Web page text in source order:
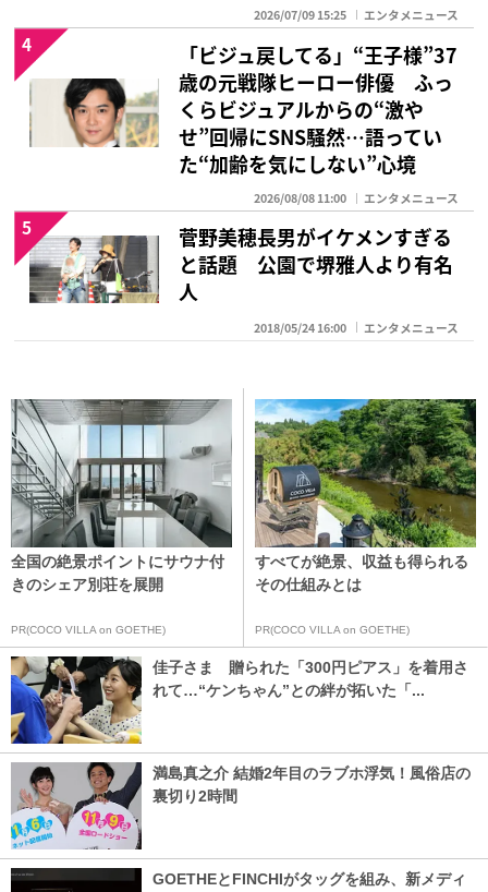
2026/07/09 15:25 エンタメニュース
「ビジュ戻してる」“王子様”37
歳の元戦隊ヒーロー俳優 ふっ
くらビジュアルからの“激や
せ”回帰にSNS騒然…語ってい
た“加齢を気にしない”心境
2026/08/08 11:00 エンタメニュース
4
菅野美穂長男がイケメンすぎる
と話題 公園で堺雅人より有名
人
2018/05/24 16:00 エンタメニュース
5
全国の絶景ポイントにサウナ付
きのシェア別荘を展開
PR(COCO VILLA on GOETHE)
すべてが絶景、収益も得られる
その仕組みとは
PR(COCO VILLA on GOETHE)
佳子さま 贈られた「300円ピアス」を着用さ
れて…“ケンちゃん”との絆が拓いた「...
満島真之介 結婚2年目のラブホ浮気！風俗店の
裏切り2時間
GOETHEとFINCHIがタッグを組み、新メディ